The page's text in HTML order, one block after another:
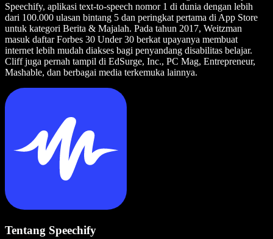
Speechify, aplikasi text-to-speech nomor 1 di dunia dengan lebih
dari 100.000 ulasan bintang 5 dan peringkat pertama di App Store
untuk kategori Berita & Majalah. Pada tahun 2017, Weitzman
masuk daftar Forbes 30 Under 30 berkat upayanya membuat
internet lebih mudah diakses bagi penyandang disabilitas belajar.
Cliff juga pernah tampil di EdSurge, Inc., PC Mag, Entrepreneur,
Mashable, dan berbagai media terkemuka lainnya.
Tentang Speechify